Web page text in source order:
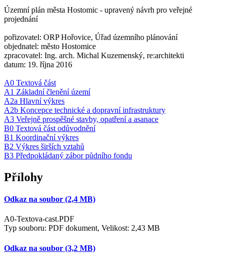
Územní plán města Hostomic - upravený návrh pro veřejné
projednání
pořizovatel: ORP Hořovice, Úřad územního plánování
objednatel: město Hostomice
zpracovatel: Ing. arch. Michal Kuzemenský, re:architekti
datum: 19. října 2016
A0 Textová část
A1 Základní členění území
A2a Hlavní výkres
A2b Koncepce technické a dopravní infrastruktury
A3 Veřejně prospěšné stavby, opatření a asanace
B0 Textová část odůvodnění
B1 Koordinační výkres
B2 Výkres širších vztahů
B3 Předpokládaný zábor půdního fondu
Přílohy
Odkaz na soubor (2,4 MB)
A0-Textova-cast.PDF
Typ souboru: PDF dokument, Velikost: 2,43 MB
Odkaz na soubor (3,2 MB)